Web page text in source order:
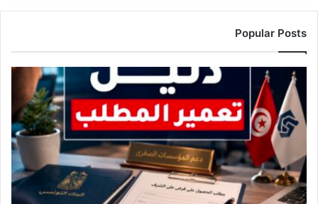
Popular Posts